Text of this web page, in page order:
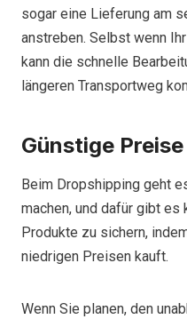
sogar eine Lieferung am
anstreben. Selbst wenn
kann die schnelle
längeren Transportweg
Günstige Preise
Beim Dropshipping geht
machen, und dafür gibt
Produkte zu sichern,
niedrigen Preisen kauft.
Wenn Sie planen, den